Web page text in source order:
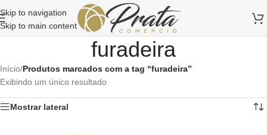
Skip to navigation
Skip to main content
furadeira
Início/Produtos marcados com a tag “furadeira”
Exibindo um único resultado
Mostrar lateral